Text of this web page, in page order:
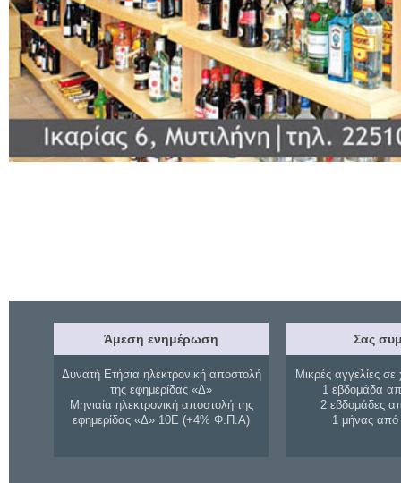
Άμεση ενημέρωση
Δυνατή Ετήσια ηλεκτρονική αποστολή
της εφημερίδας «Δ»
Μηνιαία ηλεκτρονική αποστολή της
εφημερίδας «Δ» 10Ε (+4% Φ.Π.Α)
Σας
Μικρές αγγελίες σε
1 εβδομάδα
2 εβδομάδες
1 μήνας